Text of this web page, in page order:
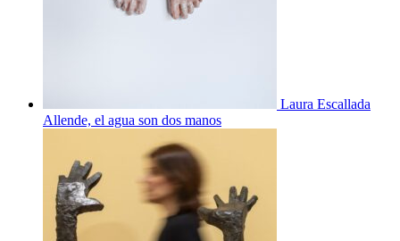
Laura Escallada
Allende, el agua son dos manos